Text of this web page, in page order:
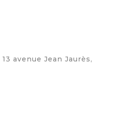
avenue Jean Jaurès,